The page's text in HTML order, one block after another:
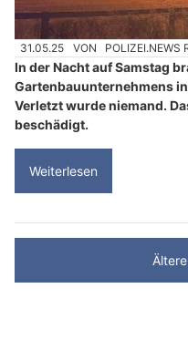
31.05.25 VON POLIZEI.NEWS
In der Nacht auf Samstag
Gartenbauunternehmens
Verletzt wurde niemand.
beschädigt.
Weiterlesen